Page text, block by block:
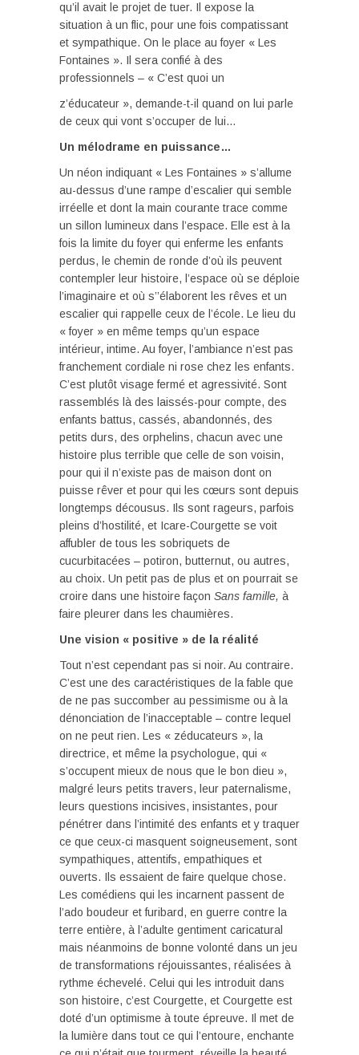
qu’il avait le projet de tuer. Il expose la
situation à un flic, pour une fois compatissant
et sympathique. On le place au foyer « Les
Fontaines ». Il sera confié à des
professionnels – « C’est quoi un
z’éducateur », demande-t-il quand on lui parle
de ceux qui vont s’occuper de lui…
Un mélodrame en puissance…
Un néon indiquant « Les Fontaines » s’allume
au-dessus d’une rampe d’escalier qui semble
irréelle et dont la main courante trace comme
un sillon lumineux dans l’espace. Elle est à la
fois la limite du foyer qui enferme les enfants
perdus, le chemin de ronde d’où ils peuvent
contempler leur histoire, l’espace où se déploie
l’imaginaire et où s’’élaborent les rêves et un
escalier qui rappelle ceux de l’école. Le lieu du
« foyer » en même temps qu’un espace
intérieur, intime. Au foyer, l’ambiance n’est pas
franchement cordiale ni rose chez les enfants.
C’est plutôt visage fermé et agressivité. Sont
rassemblés là des laissés-pour compte, des
enfants battus, cassés, abandonnés, des
petits durs, des orphelins, chacun avec une
histoire plus terrible que celle de son voisin,
pour qui il n’existe pas de maison dont on
puisse rêver et pour qui les cœurs sont depuis
longtemps décousus. Ils sont rageurs, parfois
pleins d’hostilité, et Icare-Courgette se voit
affubler de tous les sobriquets de
cucurbitacées – potiron, butternut, ou autres,
au choix. Un petit pas de plus et on pourrait se
croire dans une histoire façon Sans famille, à
faire pleurer dans les chaumières.
Une vision « positive » de la réalité
Tout n’est cependant pas si noir. Au contraire.
C’est une des caractéristiques de la fable que
de ne pas succomber au pessimisme ou à la
dénonciation de l’inacceptable – contre lequel
on ne peut rien. Les « zéducateurs », la
directrice, et même la psychologue, qui «
s’occupent mieux de nous que le bon dieu »,
malgré leurs petits travers, leur paternalisme,
leurs questions incisives, insistantes, pour
pénétrer dans l’intimité des enfants et y traquer
ce que ceux-ci masquent soigneusement, sont
sympathiques, attentifs, empathiques et
ouverts. Ils essaient de faire quelque chose.
Les comédiens qui les incarnent passent de
l’ado boudeur et furibard, en guerre contre la
terre entière, à l’adulte gentiment caricatural
mais néanmoins de bonne volonté dans un jeu
de transformations réjouissantes, réalisées à
rythme échevelé. Celui qui les introduit dans
son histoire, c’est Courgette, et Courgette est
doté d’un optimisme à toute épreuve. Il met de
la lumière dans tout ce qui l’entoure, enchante